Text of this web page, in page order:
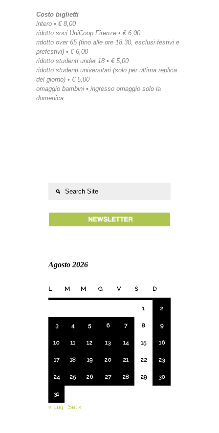
Costo biglietti
intero • € 8,00
ridotto soci UniCoop Firenze • € 6,00
ridotto over 65 (fino alle ore 18.30, esclusi festivi e
prefestivi) • € 6,00
ridotto studenti under 18 • € 5,00
ridotto studenti universitari (solo per ultima replica
del giorno) • € 5,00
omaggio bambini • ingresso omaggio solo la
domenica
Agosto 2026
L M M G V S D
1 2
3 4 5 6 7 8 9
10 11 12 13 14 15 16
17 18 19 20 21 22 23
24 25 26 27 28 29 30
31
« Lug
Set »